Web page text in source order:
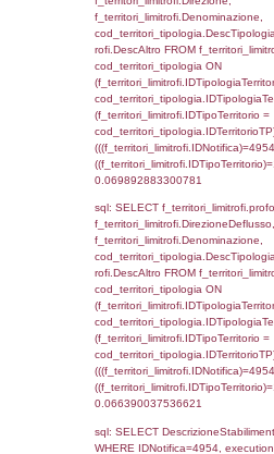
sql: SELECT
JOIN